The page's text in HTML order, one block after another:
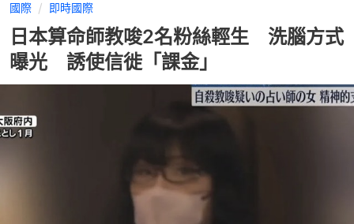
國際 即時國際
日本算命師教唆2名粉絲輕生 洗腦方式
曝光 誘使信徙「課金」